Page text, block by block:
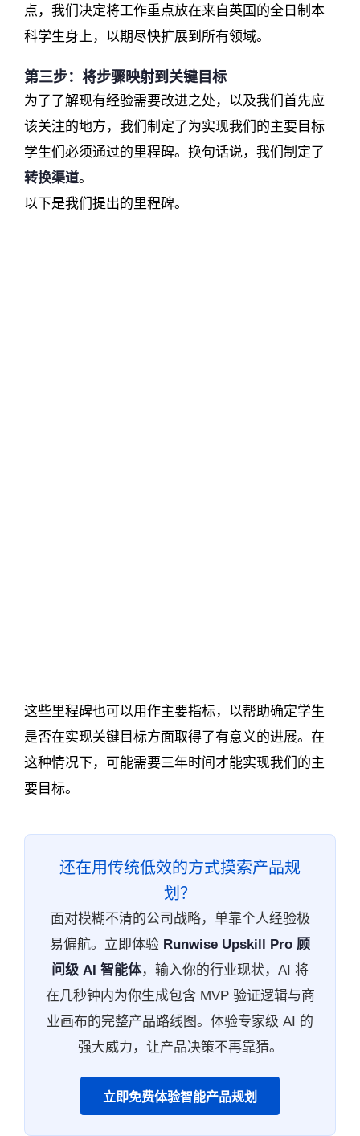
点，我们决定将工作重点放在来自英国的全日制本
科学生身上，以期尽快扩展到所有领域。
第三步：将步骤映射到关键目标
为了了解现有经验需要改进之处，以及我们首先应
该关注的地方，我们制定了为实现我们的主要目标
学生们必须通过的里程碑。换句话说，我们制定了
转换渠道。
以下是我们提出的里程碑。
这些里程碑也可以用作主要指标，以帮助确定学生
是否在实现关键目标方面取得了有意义的进展。在
这种情况下，可能需要三年时间才能实现我们的主
要目标。
还在用传统低效的方式摸索产品规
划？
面对模糊不清的公司战略，单靠个人经验极
易偏航。立即体验 Runwise Upskill Pro 顾
问级 AI 智能体，输入你的行业现状，AI 将
在几秒钟内为你生成包含 MVP 验证逻辑与商
业画布的完整产品路线图。体验专家级 AI 的
强大威力，让产品决策不再靠猜。
立即免费体验智能产品规划